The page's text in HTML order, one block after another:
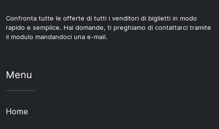
Confronta tutte le offerte di tutti i venditori di biglietti in modo
rapido e semplice. Hai domande, ti preghiamo di contattarci tramite
il modulo mandandoci una e-mail.
Menu
Home